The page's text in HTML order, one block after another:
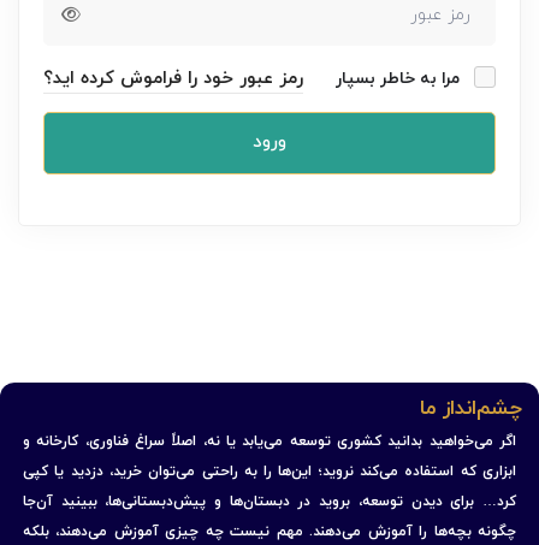
مرا به خاطر بسپار رمز عبور خود را فراموش کرده اید؟
ورود
چشم‌انداز ما
اگر می‌خواهید بدانید کشوری توسعه می‌یابد یا نه، اصلاً سراغ فناوری، کارخانه و
ابزاری که استفاده می‌کند نروید؛ این‌ها را به راحتی می‌توان خرید، دزدید یا کپی
کرد… برای دیدن توسعه، بروید در دبستان‌ها و پیش‌دبستانی‌ها، ببینید آن‌جا
چگونه بچه‌ها را آموزش می‌دهند. مهم نیست چه چیزی آموزش می‌دهند، بلکه